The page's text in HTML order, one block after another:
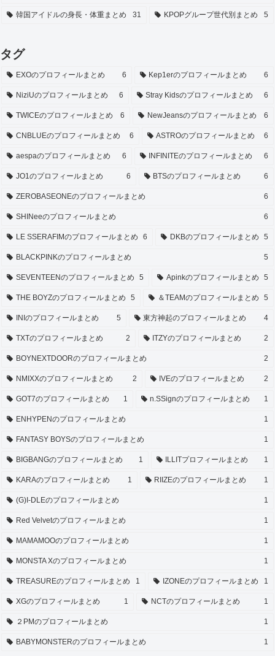
韓国アイドルの身長・体重まとめ 31 KPOPグループ世代別まとめ 5
タグ
EXOのプロフィールまとめ 6 Kep1erのプロフィールまとめ 6
NiziUのプロフィールまとめ 6 Stray Kidsのプロフィールまとめ 6
TWICEのプロフィールまとめ 6 NewJeansのプロフィールまとめ 6
CNBLUEのプロフィールまとめ 6 ASTROのプロフィールまとめ 6
aespaのプロフィールまとめ 6 INFINITEのプロフィールまとめ 6
JO1のプロフィールまとめ 6 BTSのプロフィールまとめ 6
ZEROBASEONEのプロフィールまとめ 6
SHINeeのプロフィールまとめ 6
LE SSERAFIMのプロフィールまとめ 6 DKBのプロフィールまとめ 5
BLACKPINKのプロフィールまとめ 5
SEVENTEENのプロフィールまとめ 5 Apinkのプロフィールまとめ 5
THE BOYZのプロフィールまとめ 5 ＆TEAMのプロフィールまとめ 5
INIのプロフィールまとめ 5 東方神起のプロフィールまとめ 4
TXTのプロフィールまとめ 2 ITZYのプロフィールまとめ 2
BOYNEXTDOORのプロフィールまとめ 2
NMIXXのプロフィールまとめ 2 IVEのプロフィールまとめ 2
GOT7のプロフィールまとめ 1 n.SSignのプロフィールまとめ 1
ENHYPENのプロフィールまとめ 1
FANTASY BOYSのプロフィールまとめ 1
BIGBANGのプロフィールまとめ 1 ILLITプロフィールまとめ 1
KARAのプロフィールまとめ 1 RIIZEのプロフィールまとめ 1
(G)I-DLEのプロフィールまとめ 1
Red Velvetのプロフィールまとめ 1
MAMAMOOのプロフィールまとめ 1
MONSTA Xのプロフィールまとめ 1
TREASUREのプロフィールまとめ 1 IZONEのプロフィールまとめ 1
XGのプロフィールまとめ 1 NCTのプロフィールまとめ 1
２PMのプロフィールまとめ 1
BABYMONSTERのプロフィールまとめ 1